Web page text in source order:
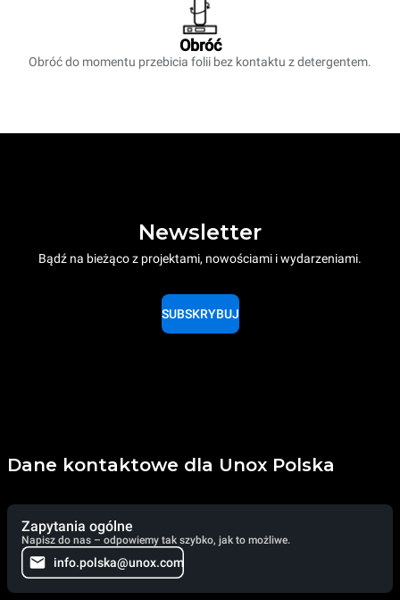
Obróć
Obróć do momentu przebicia folii bez kontaktu z detergentem.
Newsletter
Bądź na bieżąco z projektami, nowościami i wydarzeniami.
SUBSKRYBUJ
Dane kontaktowe dla Unox Polska
Zapytania ogólne
Napisz do nas – odpowiemy tak szybko, jak to możliwe.
info.polska@unox.com